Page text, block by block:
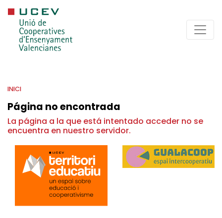
INICI
Página no encontrada
La página a la que está intentado acceder no se
encuentra en nuestro servidor.